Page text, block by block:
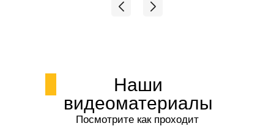
Наши
видеоматериалы
Посмотрите как проходит